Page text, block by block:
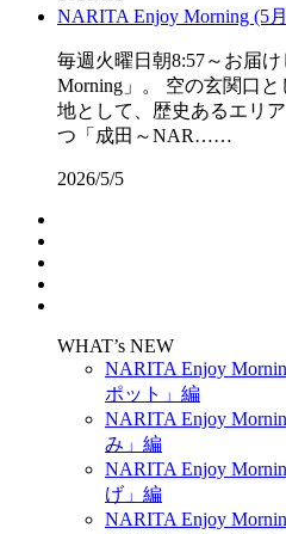
NARITA Enjoy Morning (5
毎週火曜日朝8:57～お届
Morning」。 空の玄関口
地として、歴史あるエリ
つ「成田～NAR……
2026/5/5
WHAT’s NEW
NARITA Enjoy
ポット」編
NARITA Enjoy
み」編
NARITA Enjoy
げ」編
NARITA Enjoy